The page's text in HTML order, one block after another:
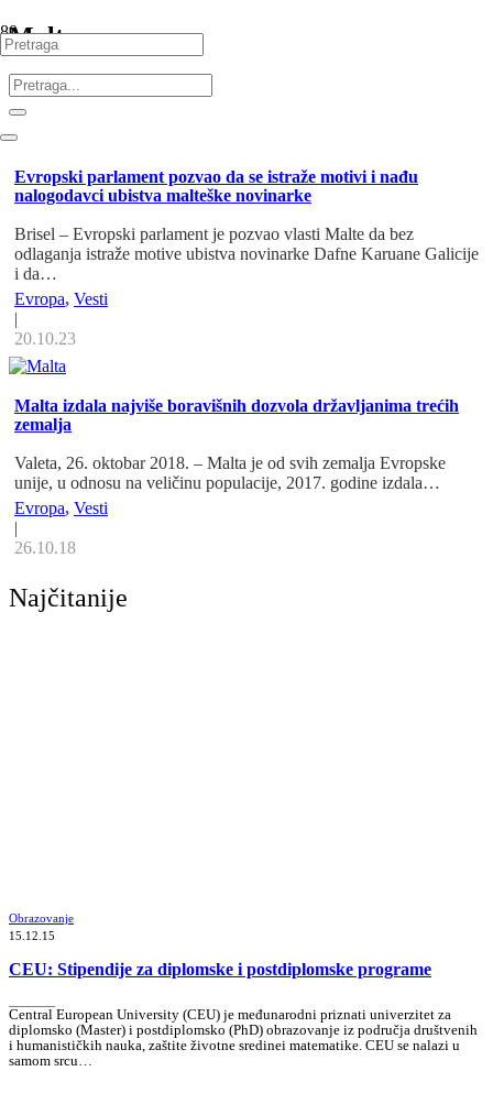
Malta
Evropski parlament pozvao da se istraže motivi i nađu
nalogodavci ubistva malteške novinarke
Brisel – Evropski parlament je pozvao vlasti Malte da bez
odlaganja istraže motive ubistva novinarke Dafne Karuane Galicije
i da…
Evropa, Vesti
|
20.10.23
Malta izdala najviše boravišnih dozvola državljanima trećih
zemalja
Valeta, 26. oktobar 2018. – Malta je od svih zemalja Evropske
unije, u odnosu na veličinu populacije, 2017. godine izdala…
Evropa, Vesti
|
26.10.18
Najčitanije
Obrazovanje
15.12.15
CEU: Stipendije za diplomske i postdiplomske programe
Central European University (CEU) je međunarodni priznati univerzitet za
diplomsko (Master) i postdiplomsko (PhD) obrazovanje iz područja društvenih
i humanističkih nauka, zaštite životne sredinei matematike. CEU se nalazi u
samom srcu…